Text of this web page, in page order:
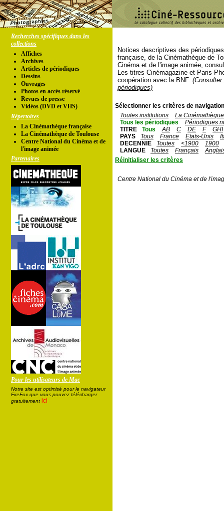
Recherches spécifiques dans les
collections
Affiches
Archives
Articles de périodiques
Dessins
Ouvrages
Photos en accés réservé
Revues de presse
Vidéos (DVD et VHS)
Répertoires
La Cinémathèque française
La Cinémathèque de Toulouse
Centre National du Cinéma et de
l'image animée
Partenaires
Pour les utilisateurs de Mac
Notre site est optimisé pour le navigateur
FireFox que vous pouvez télécharger
gratuitement ici
Notices descriptives des
française, de la Cinémathèque de
Cinéma et de l'image animée,
Les titres Cinémagazine et Paris-
coopération avec la BNF.
périodiques)
Sélectionner les critères de
Toutes institutions
La
Tous les périodiques
Périodiques
TITRE
Tous AB C DE F
GHI
PAYS
Tous France Etats-Unis
DECENNIE
Toutes <1900
1900
LANGUE
Toutes Français
Réinitialiser les critères
Centre National du Cinéma et de